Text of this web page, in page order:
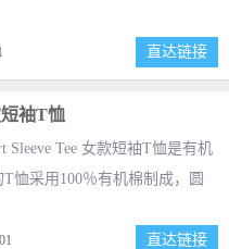
直达链接
短袖T恤
Sleeve Tee 女款短袖T恤是有机
恤采用100％有机棉制成，圆
直达链接